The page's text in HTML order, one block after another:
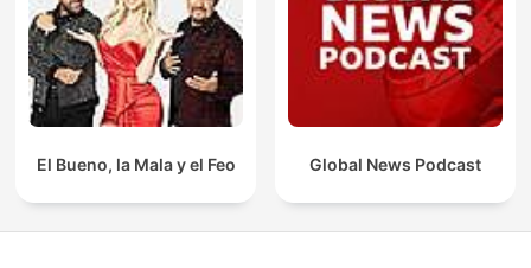
El Bueno, la Mala y el Feo Global News Podcast